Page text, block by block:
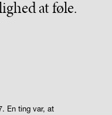
at føle.
En ting var, at